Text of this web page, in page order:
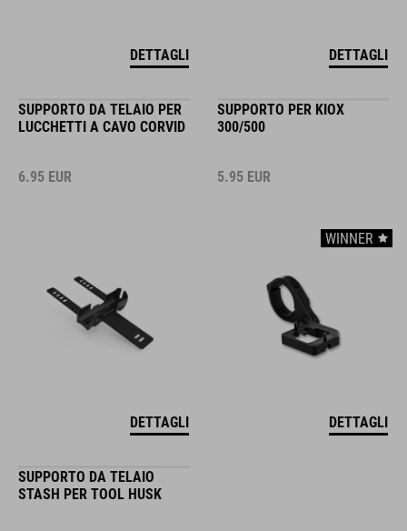
DETTAGLI DETTAGLI
SUPPORTO DA TELAIO PER
LUCCHETTI A CAVO CORVID
6.95 EUR
DETTAGLI
SUPPORTO PER KIOX
300/500
5.95 EUR
WINNER
DETTAGLI
SUPPORTO DA TELAIO
STASH PER TOOL HUSK